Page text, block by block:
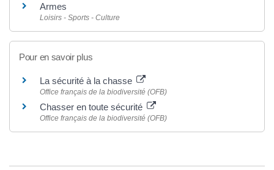
Armes
Loisirs - Sports - Culture
Pour en savoir plus
La sécurité à la chasse
Office français de la biodiversité (OFB)
Chasser en toute sécurité
Office français de la biodiversité (OFB)